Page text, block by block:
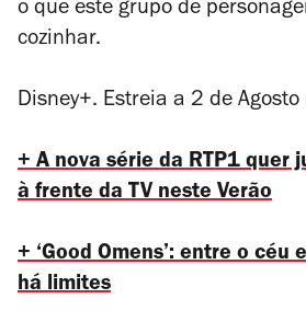
o que este grupo de
cozinhar.
Disney+. Estreia a 2 de Agosto
+ A nova série da RTP1 quer
à frente da TV neste Verão
+ ‘Good Omens’: entre o céu
há limites